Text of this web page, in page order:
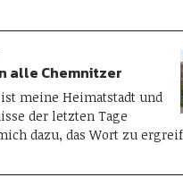
alle Chemnitzer
meine Heimatstadt und
der letzten Tage
dazu, das Wort zu